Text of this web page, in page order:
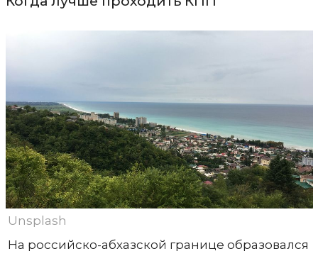
Unsplash
На российско-абхазской границе образовался